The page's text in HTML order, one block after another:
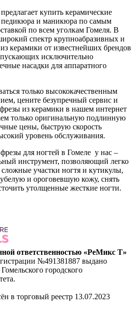
купить керамические
педикюра и маникюра по самым
по всем уголкам Гомеля. В
спектр крупноабразивных и
керамики от известнейших брендов
исключительно
насадки для аппаратного
только высококачественным
цените безупречный сервис и
из керамики в нашем интернет
только оригинальную подлинную
цены, быструю скорость
уровень обслуживания.
фрезы для ногтей в Гомеле у нас –
инструмент, позволяющий легко
участки ногтя и кутикулы,
и ороговевшую кожу, снять
утолщенные жесткие ногти.
ответственностью «РеМикс Т»
№491381887 выдано
городского
в торговый реестр 13.07.2023